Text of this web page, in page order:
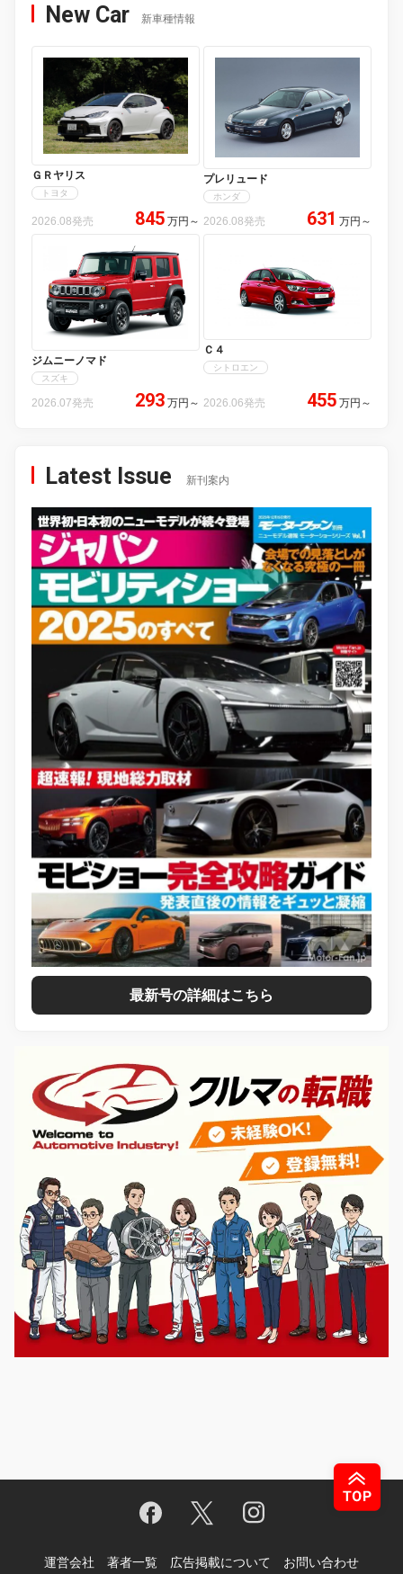
New Car 新車種情報
ＧＲヤリス
トヨタ
2026.08発売 845 万円 ～
プレリュード
ホンダ
2026.08発売 631 万円 ～
ジムニーノマド
スズキ
2026.07発売 293 万円 ～
Ｃ４
シトロエン
2026.06発売 455 万円 ～
Latest Issue 新刊案内
最新号の詳細はこちら
運営会社 著者一覧 広告掲載について お問い合わせ